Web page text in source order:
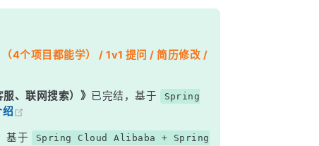
4个项目都能学） / 1v1 提问 / 简历修改 /
、联网搜索）》 已完结，基于
Spring
绍
基于
Spring Cloud Alibaba + Spring